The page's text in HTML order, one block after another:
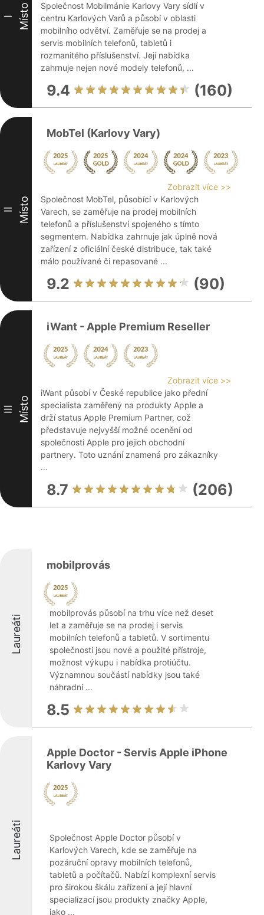
I Místo
Společnost Mobilmánie Karlovy Vary sídlí v
centru Karlových Varů a působí v oblasti
mobilního odvětví. Zaměřuje se na prodej a
servis mobilních telefonů, tabletů i
rozmanitého příslušenství. Její nabídka
zahrnuje nejen nové modely telefonů, ...
9.4 (160)
II Místo
MobTel (Karlovy Vary)
Zobrazit více >>
Společnost MobTel, působící v Karlových
Varech, se zaměřuje na prodej mobilních
telefonů a příslušenství spojeného s tímto
segmentem. Nabídka zahrnuje jak úplně nová
zařízení z oficiální české distribuce, tak také
málo používané či repasované ...
9.2 (90)
III Místo
iWant - Apple Premium Reseller
Zobrazit více >>
iWant působí v České republice jako přední
specialista zaměřený na produkty Apple a
drží status Apple Premium Partner, což
představuje nejvyšší možné ocenění od
společnosti Apple pro jejich obchodní
partnery. Toto uznání znamená pro zákazníky
...
8.7 (206)
Laureáti
mobilprovás
mobilprovás působí na trhu více než deset
let a zaměřuje se na prodej i servis
mobilních telefonů a tabletů. V sortimentu
společnosti jsou nové a použité přístroje,
možnost výkupu i nabídka protiúčtu.
Významnou součástí nabídky jsou také
náhradní ...
8.5
Laureáti
Apple Doctor - Servis Apple iPhone
Karlovy Vary
Společnost Apple Doctor působí v
Karlových Varech, kde se zaměřuje na
pozáruční opravy mobilních telefonů,
tabletů a počítačů. Nabízí komplexní servis
pro širokou škálu zařízení a její hlavní
specializací jsou produkty značky Apple,
jako ...